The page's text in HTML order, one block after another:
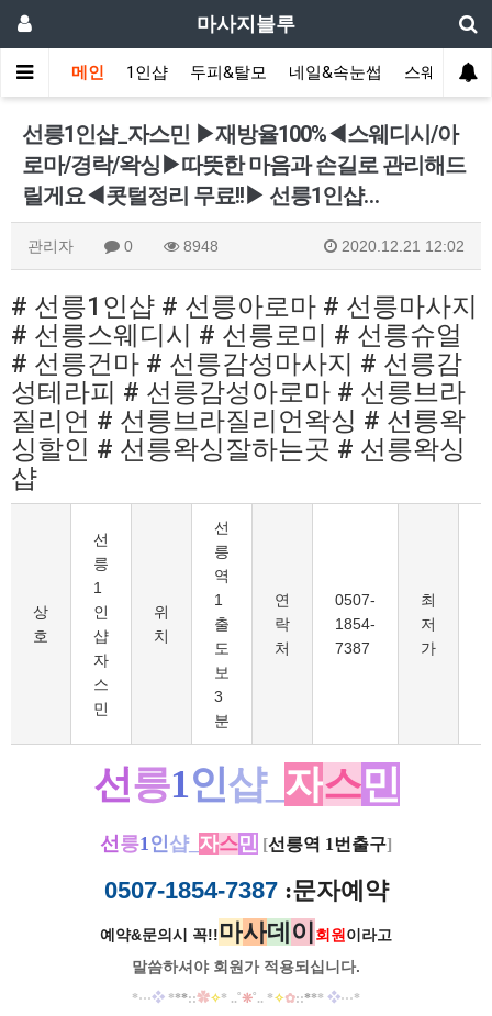
마사지블루
메인 1인샵 두피&탈모 네일&속눈썹 스웨디시(
선릉1인샵_자스민 ▶재방율100%◀스웨디시/아
로마/경락/왁싱▶따뜻한 마음과 손길로 관리해드
릴게요◀콧털정리 무료!!▶ 선릉1인샵…
관리자 0 8948 2020.12.21 12:02
# 선릉1인샵 # 선릉아로마 # 선릉마사지
# 선릉스웨디시 # 선릉로미 # 선릉슈얼
# 선릉건마 # 선릉감성마사지 # 선릉감
성테라피 # 선릉감성아로마 # 선릉브라
질리언 # 선릉브라질리언왁싱 # 선릉왁
싱할인 # 선릉왁싱잘하는곳 # 선릉왁싱
샵
상
호
선
릉
1
인
샵
자
스
민
위
치
선
릉
역
1
출
도
보
3
분
연
락
처
0507-
1854-
7387
최
저
가
선릉1인샵_ 자스민
선릉1인샵_ 자스민 [선릉역 1번출구]
0507-1854-7387:문자예약
예약&문의시 꼭!!마사데 이 회원 이라고
말씀하셔야 회원가 적용되십니다.
*···❖ ***::✿✧* ..˚❊˚.. *✧✿::*** ❖···*